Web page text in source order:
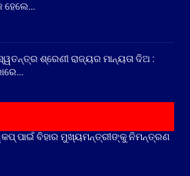
ହେଲେ…
ଶ୍ରେଣୀ ରାଜ୍ୟର ମାନ୍ୟତା ଦିଅ :
ପାଇଁ ବିହାର ମୁଖ୍ୟମନ୍ତ୍ରୀଙ୍କୁ ନିମନ୍ତ୍ରଣ